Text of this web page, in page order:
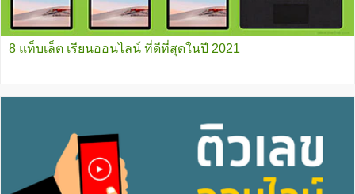
8 แท็บเล็ต เรียนออนไลน์ ที่ดีที่สุดในปี 2021